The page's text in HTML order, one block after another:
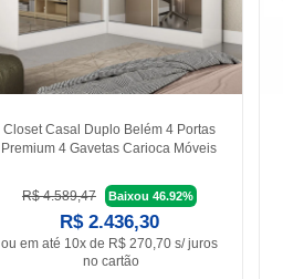
Closet Casal Duplo Belém 4 Portas
Premium 4 Gavetas Carioca Móveis
R$ 4.589,47 Baixou 46.92%
R$ 2.436,30
ou ematé 10x de R$ 270,70 s/ juros
no cartão